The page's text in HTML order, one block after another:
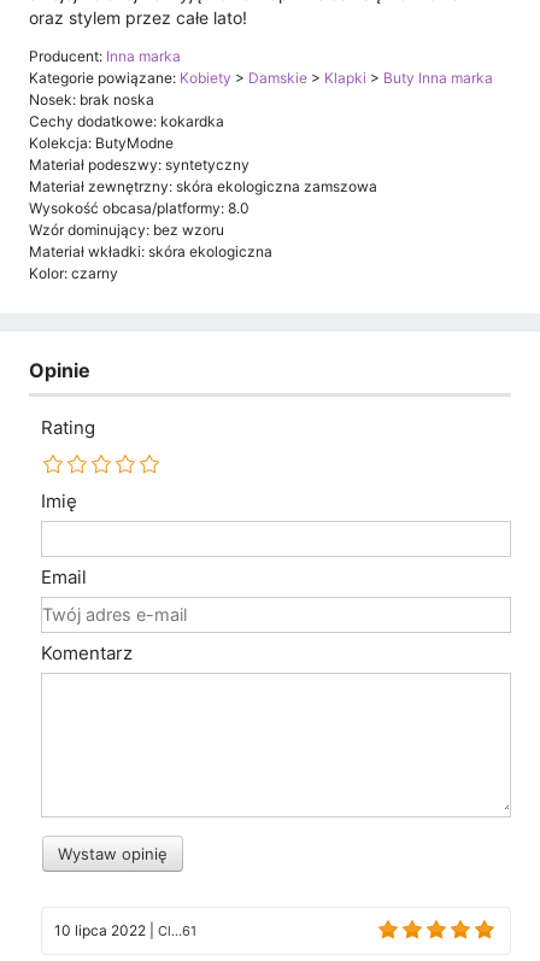
oraz stylem przez całe lato!
Producent: Inna marka
Kategorie powiązane: Kobiety > Damskie > Klapki > Buty Inna marka
Nosek: brak noska
Cechy dodatkowe: kokardka
Kolekcja: ButyModne
Materiał podeszwy: syntetyczny
Materiał zewnętrzny: skóra ekologiczna zamszowa
Wysokość obcasa/platformy: 8.0
Wzór dominujący: bez wzoru
Materiał wkładki: skóra ekologiczna
Kolor: czarny
Opinie
Rating
Imię
Email
Komentarz
Wystaw opinię
10 lipca 2022 Cl...61